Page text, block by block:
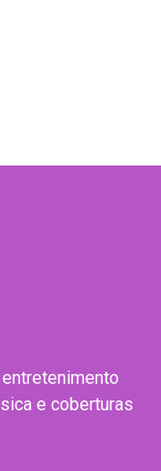
e coberturas